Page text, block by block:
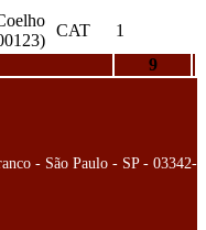
CAT
1
9
- São Paulo - SP - 03342-